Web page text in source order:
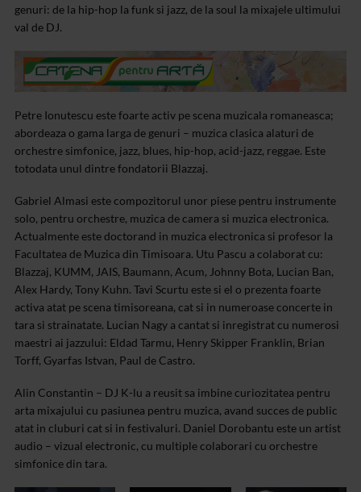
genuri: de la hip-hop la funk si jazz, de la soul la mixajele ultimului
val de DJ.
Petre Ionutescu este foarte activ pe scena muzicala romaneasca;
abordeaza o gama larga de genuri – muzica clasica alaturi de
orchestre simfonice, jazz, blues, hip-hop, acid-jazz, reggae. Este
totodata unul dintre fondatorii Blazzaj.
Gabriel Almasi este compozitorul unor piese pentru instrumente
solo, pentru orchestre, muzica de camera si muzica electronica.
Actualmente este doctorand in muzica electronica si profesor la
Facultatea de Muzica din Timisoara. Utu Pascu a colaborat cu:
Blazzaj, KUMM, JAIS, Baumann, Acum, Johnny Bota, Lucian Ban,
Alex Hardy, Tony Kuhn. Tavi Scurtu este si el o prezenta foarte
activa atat pe scena timisoreana, cat si in numeroase concerte in
tara si strainatate. Lucian Nagy a cantat si inregistrat cu numerosi
maestri ai jazzului: Eldad Tarmu, Henry Skipper Franklin, Brian
Torff, Gyarfas Istvan, Paul de Castro.
Alin Constantin – DJ K-lu a reusit sa imbine curiozitatea pentru
arta mixajului cu pasiunea pentru muzica, avand succes de public
atat in cluburi cat si in festivaluri. Daniel Dorobantu este un artist
audio – vizual electronic, cu multiple colaborari cu orchestre
simfonice din tara.